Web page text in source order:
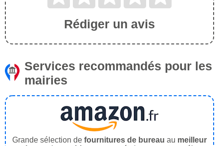
Rédiger un avis
Services recommandés pour les
mairies
Grande sélection de fournitures de bureau au meilleur